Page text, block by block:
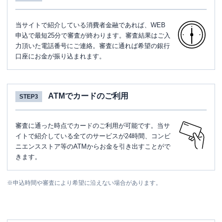
当サイトで紹介している消費者金融であれば、WEB
申込で最短25分で審査が終わります。審査結果はご入
力頂いた電話番号にご連絡。審査に通れば希望の銀行
口座にお金が振り込まれます。
STEP3 ATMでカードのご利用
審査に通った時点でカードのご利用が可能です。当サ
イトで紹介している全てのサービスが24時間、コンビ
ニエンスストア等のATMからお金を引き出すことがで
きます。
※申込時間や審査により希望に沿えない場合があります。